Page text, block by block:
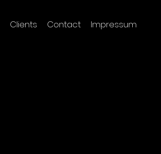
Clients Contact Impressum